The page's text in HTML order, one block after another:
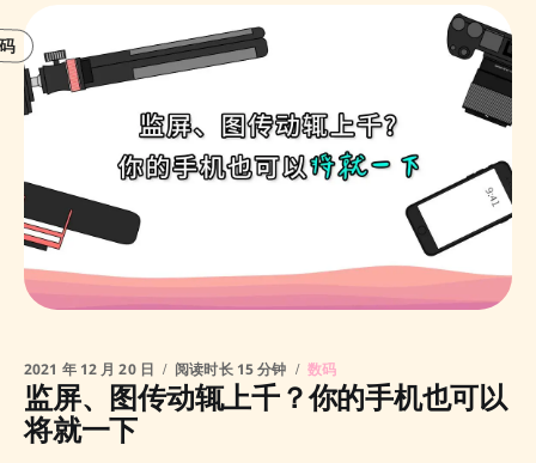
监屏、图传动辄上千？你的手机也可以
将就一下
2021 年 12 月 20 日 阅读时长 15 分钟 数码